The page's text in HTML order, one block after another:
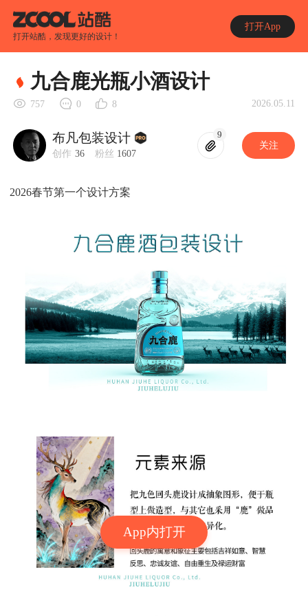
打开站酷，发现更好的设计！
打开App
App内打开
九合鹿光瓶小酒设计
757 0 8 2026.05.11
布凡包装设计
创作 36 粉丝 1607
9
关注
2026春节第一个设计方案